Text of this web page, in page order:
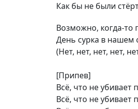
Как бы не были
Возможно, когда-то
День сурка в нашем
(Нет, нет, нет, нет,
[Припев]
Всё, что не убивает
Всё, что не убивает